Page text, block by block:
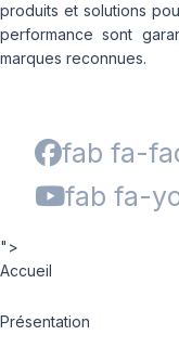
produits et solutions
performance sont
marques reconnues.
fab fa-
fab fa-
">
Accueil
Présentation